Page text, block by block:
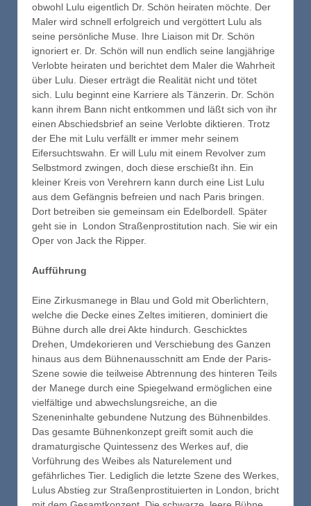
obwohl Lulu eigentlich Dr. Schön heiraten möchte. Der
Maler wird schnell erfolgreich und vergöttert Lulu als
seine persönliche Muse. Ihre Liaison mit Dr. Schön
ignoriert er. Dr. Schön will nun endlich seine langjährige
Verlobte heiraten und berichtet dem Maler die Wahrheit
über Lulu. Dieser erträgt die Realität nicht und tötet
sich. Lulu beginnt eine Karriere als Tänzerin. Dr. Schön
kann ihrem Bann nicht entkommen und läßt sich von ihr
einen Abschiedsbrief an seine Verlobte diktieren. Trotz
der Ehe mit Lulu verfällt er immer mehr seinem
Eifersuchtswahn. Er will Lulu mit einem Revolver zum
Selbstmord zwingen, doch diese erschießt ihn. Ein
kleiner Kreis von Verehrern kann durch eine List Lulu
aus dem Gefängnis befreien und nach Paris bringen.
Dort betreiben sie gemeinsam ein Edelbordell. Später
geht sie in London Straßenprostitution nach. Sie wir ein
Oper von Jack the Ripper.
Aufführung
Eine Zirkusmanege in Blau und Gold mit Oberlichtern,
welche die Decke eines Zeltes imitieren, dominiert die
Bühne durch alle drei Akte hindurch. Geschicktes
Drehen, Umdekorieren und Verschiebung des Ganzen
hinaus aus dem Bühnenausschnitt am Ende der Paris-
Szene sowie die teilweise Abtrennung des hinteren Teils
der Manege durch eine Spiegelwand ermöglichen eine
vielfältige und abwechslungsreiche, an die
Szeneninhalte gebundene Nutzung des Bühnenbildes.
Das gesamte Bühnenkonzept greift somit auch die
dramaturgische Quintessenz des Werkes auf, die
Vorführung des Weibes als Naturelement und
gefährliches Tier. Lediglich die letzte Szene des Werkes,
Lulus Abstieg zur Straßenprostituierten in London, bricht